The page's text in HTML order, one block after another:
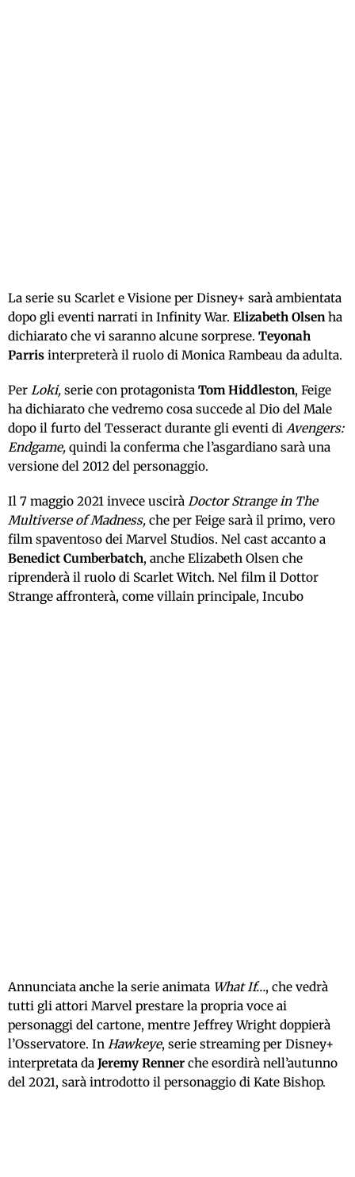
La serie su Scarlet e Visione per Disney+ sarà ambientata
dopo gli eventi narrati in Infinity War. Elizabeth Olsenha
dichiarato che vi saranno alcune sorprese. Teyonah
Parris interpreterà il ruolo di Monica Rambeau da adulta.
Per Loki, serie con protagonista Tom Hiddleston, Feige
ha dichiarato che vedremo cosa succede al Dio del Male
dopo il furto del Tesseract durante gli eventi di Avengers:
Endgame, quindi la conferma che l’asgardiano sarà una
versione del 2012 del personaggio.
Il 7 maggio 2021 invece uscirà Doctor Strange in The
Multiverse of Madness, che per Feige sarà il primo, vero
film spaventoso dei Marvel Studios. Nel cast accanto a
Benedict Cumberbatch, anche Elizabeth Olsen che
riprenderà il ruolo di Scarlet Witch. Nel film il Dottor
Strange affronterà, come villain principale, Incubo
Annunciata anche la serie animata What If…, che vedrà
tutti gli attori Marvel prestare la propria voce ai
personaggi del cartone, mentre Jeffrey Wright doppierà
l’Osservatore. In Hawkeye, serie streaming per Disney+
interpretata da Jeremy Renner che esordirà nell’autunno
del 2021, sarà introdotto il personaggio di Kate Bishop.